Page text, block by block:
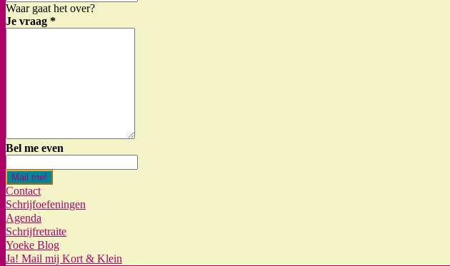
Waar gaat het over?
Je vraag *
Bel me even
Mail me!
Contact
Schrijfoefeningen
Agenda
Schrijfretraite
Yoeke Blog
Ja! Mail mij Kort & Klein